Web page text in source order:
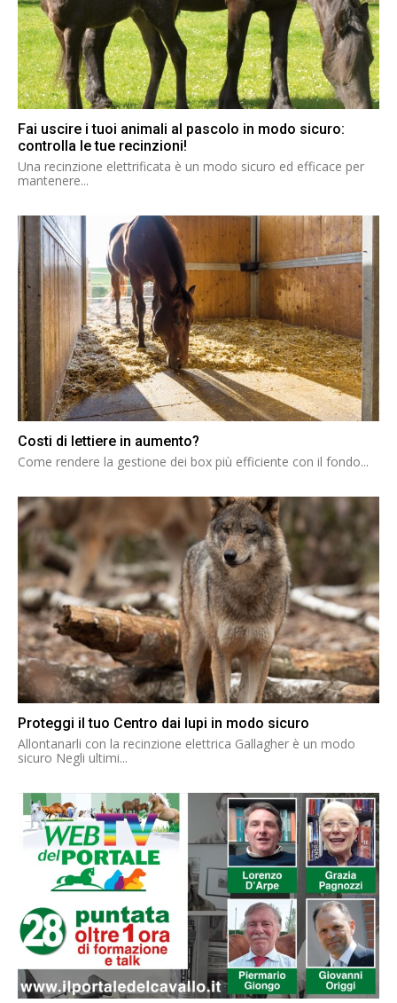
Fai uscire i tuoi animali al pascolo in modo sicuro:
controlla le tue recinzioni!
Una recinzione elettrificata è un modo sicuro ed efficace per
mantenere...
Costi di lettiere in aumento?
Come rendere la gestione dei box più efficiente con il fondo...
Proteggi il tuo Centro dai lupi in modo sicuro
Allontanarli con la recinzione elettrica Gallagher è un modo
sicuro Negli ultimi...